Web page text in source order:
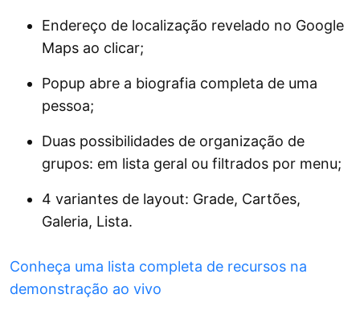
Endereço de localização revelado no Google
Maps ao clicar;
Popup abre a biografia completa de uma
pessoa;
Duas possibilidades de organização de
grupos: em lista geral ou filtrados por menu;
4 variantes de layout: Grade, Cartões,
Galeria, Lista.
Conheça uma lista completa de recursos na
demonstração ao vivo